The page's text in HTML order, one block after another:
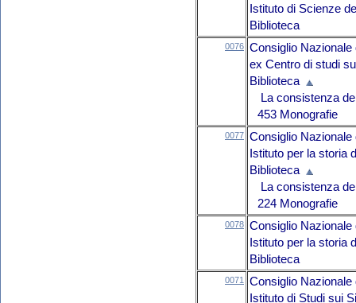
Istituto di Scienze
Biblioteca
0076 Consiglio Nazionale
ex Centro di studi
Biblioteca
La consistenza
453 Monografie
0077 Consiglio Nazionale
Istituto per la storia
Biblioteca
La consistenza
224 Monografie
0078 Consiglio Nazionale
Istituto per la storia
Biblioteca
0071
Consiglio Nazionale
Istituto di Studi sui